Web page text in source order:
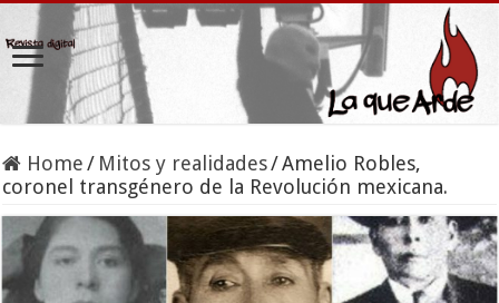
Home / Mitos y realidades/Amelio Robles,
coronel transgénero de la Revolución mexicana.